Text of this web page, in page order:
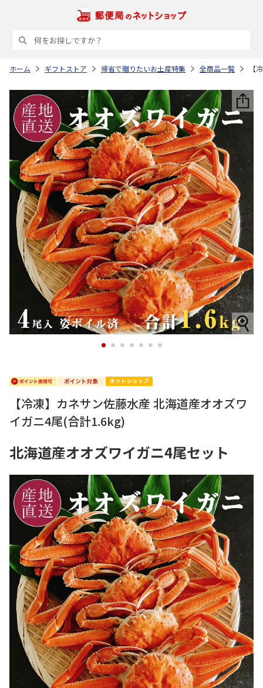
ホーム ギフトストア 帰省で贈りたいお土産特集 全商品一覧 【
1 2 3 4 5 6 7
【冷凍】カネサン佐藤水産 北海道産オオズワ
イガニ4尾(合計1.6kg)
北海道産オオズワイガニ4尾セット